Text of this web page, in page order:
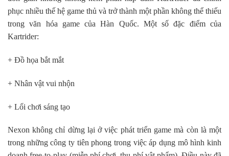
phục nhiều thế hệ game thủ và trở thành một phần không thể thiếu
trong văn hóa game của Hàn Quốc. Một số đặc điểm của
Kartrider:
+ Đồ họa bắt mắt
+ Nhân vật vui nhộn
+ Lối chơi sáng tạo
Nexon không chỉ dừng lại ở việc phát triển game mà còn là một
trong những công ty tiên phong trong việc áp dụng mô hình kinh